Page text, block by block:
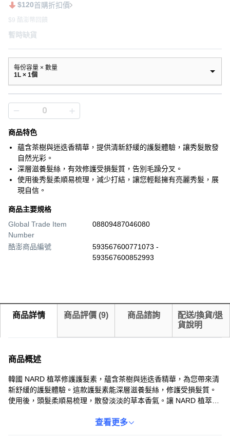
$120首購折扣價
$9 酷澎幣回饋
暫時缺貨
每份容量 × 數量
1L × 1個
商品特色
蘊含茶樹與迷迭香精華，提供清新舒緩的護髮體驗，讓秀髮散發
自然光彩。
深層滋養髮絲，有效修護受損髮質，告別毛躁分叉。
使用後秀髮柔順易梳理，減少打結，讓您輕鬆擁有亮麗秀髮，展
現自信。
商品主要規格
Global Trade Item
Number
08809487046080
酷澎商品編號
593567600771073 -
593567600852993
商品詳情 商品評價 (9) 商品諮詢
配送/換貨/退
貨說明
商品概述
韓國 NARD 植萃修護護髮素，蘊含茶樹與迷迭香精華，為您帶來清
新舒緩的護髮體驗。這款護髮素能深層滋養髮絲，修護受損髮質。
使用後，頭髮柔順易梳理，散發淡淡的草本香氣。讓 NARD 植萃修
查看更多